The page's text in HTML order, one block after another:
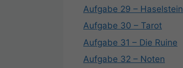
Aufgabe 29 – Haselstein
Aufgabe 30 – Tarot
Aufgabe 31 – Die Ruine
Aufgabe 32 – Noten